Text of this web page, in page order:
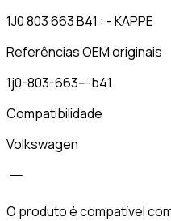
1J0 803 663 B41 : - KAPPE
Referências OEM originais
1j0-803-663---b41
Compatibilidade
Volkswagen
O produto é compatível